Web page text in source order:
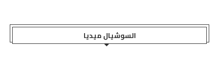
السوشيال ميديا